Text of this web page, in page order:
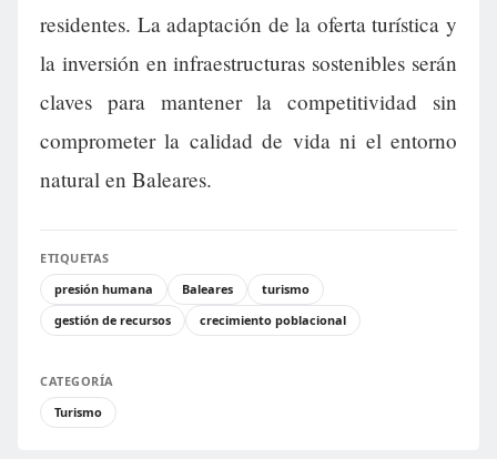
residentes. La adaptación de la oferta turística y
la inversión en infraestructuras sostenibles serán
claves para mantener la competitividad sin
comprometer la calidad de vida ni el entorno
natural en Baleares.
ETIQUETAS
presión humana
Baleares
turismo
gestión de recursos
crecimiento poblacional
CATEGORÍA
Turismo